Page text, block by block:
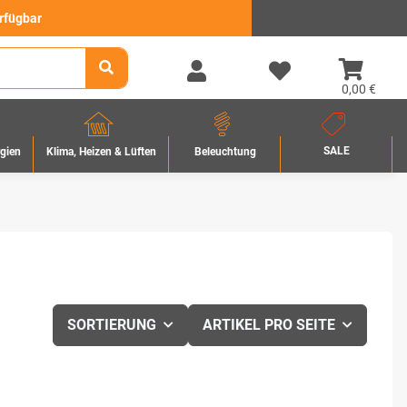
0,00 €
Klima, Heizen & Lüften Beleuchtung SALE
SORTIERUNG ARTIKEL PRO SEITE